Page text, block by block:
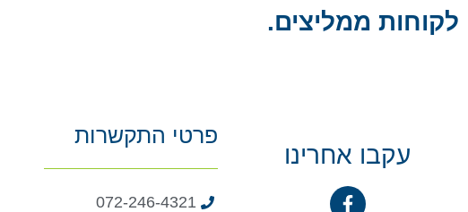
לקוחות ממליצים.
עקבו אחרינו
פרטי התקשרות
072-246-4321